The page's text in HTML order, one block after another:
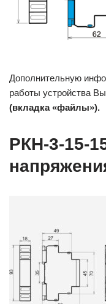
Дополнительную
работы устройства
(вкладка «файлы»).
РКН-3-15-